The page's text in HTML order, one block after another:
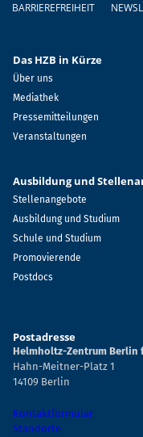
BARRIEREFREIHEIT
Das HZB in Kürze
Über uns
Mediathek
Pressemitteilungen
Veranstaltungen
Ausbildung und
Stellenangebote
Ausbildung und Studium
Schule und Studium
Promovierende
Postdocs
Postadresse
Helmholtz-Zentrum Berlin
Hahn-Meitner-Platz 1
14109 Berlin
Kontaktformular
Standorte